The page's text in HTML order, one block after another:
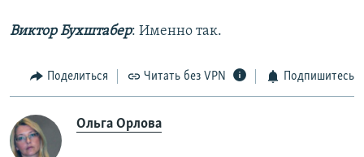
Виктор Бухштабер: Именно так.
Поделиться Читать без VPN Подпишитесь
Ольга Орлова